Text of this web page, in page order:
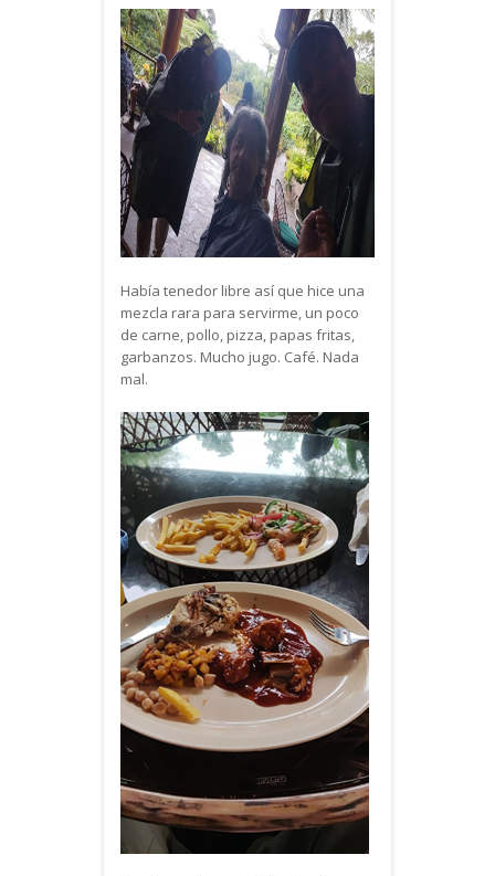
Había tenedor libre así que hice una
mezcla rara para servirme, un poco
de carne, pollo, pizza, papas fritas,
garbanzos. Mucho jugo. Café. Nada
mal.